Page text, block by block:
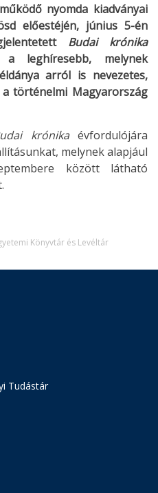
nyomda kiadványai
előestéjén, június 5-én
Budai krónika
a leghíresebb, melynek
arról is nevezetes,
történelmi Magyarország
krónikaévfordulójára
melynek alapjául
között látható
Könyvtár és Levéltár
Tudástár